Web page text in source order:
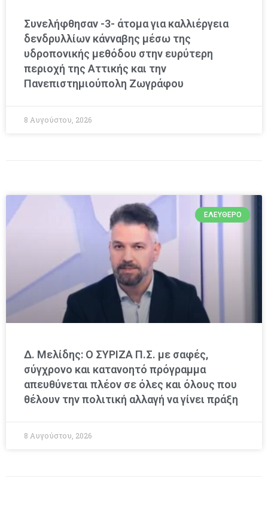
Συνελήφθησαν -3- άτομα για καλλιέργεια
δενδρυλλίων κάνναβης μέσω της
υδροπονικής μεθόδου στην ευρύτερη
περιοχή της Αττικής και την
Πανεπιστημιούπολη Ζωγράφου
8 Αυγούστου, 2026
ΕΛΕΎΘΕΡΟ
Δ. Μελίδης: Ο ΣΥΡΙΖΑ Π.Σ. με σαφές,
σύγχρονο και κατανοητό πρόγραμμα
απευθύνεται πλέον σε όλες και όλους που
θέλουν την πολιτική αλλαγή να γίνει πράξη
8 Αυγούστου, 2026